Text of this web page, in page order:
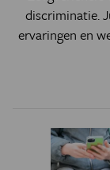
discriminatie.
ervaringen en